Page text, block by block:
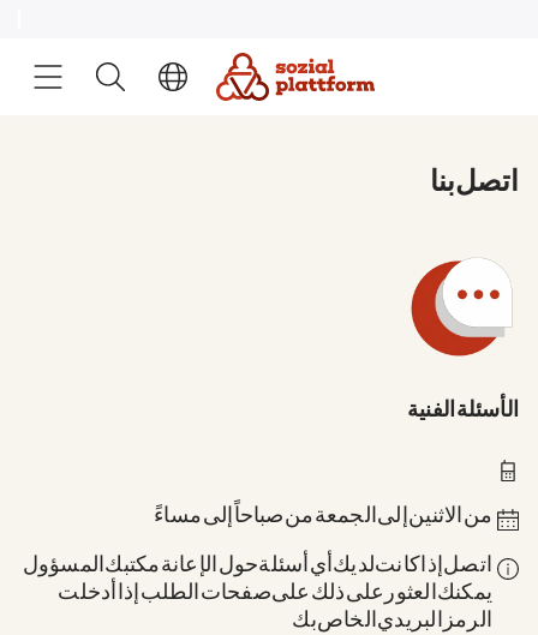
اتصل بنا
الأسئلة الفنية
من الاثنين إلى الجمعة من 8 صباحاً إلى 6 مساءً
اتصل إذا كانت لديك أي أسئلة حول الإعانة: مكتبك المسؤول.
يمكنك العثور على ذلك على صفحات الطلب إذا أدخلت
الرمز البريدي الخاص بك.